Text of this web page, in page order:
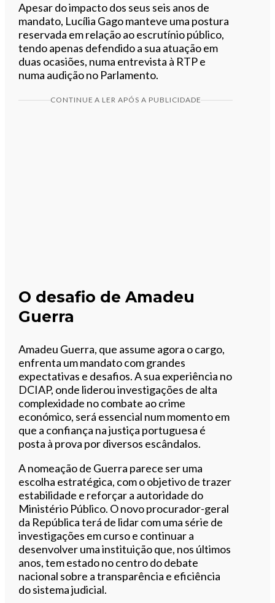
Apesar do impacto dos seus seis anos de
mandato, Lucília Gago manteve uma postura
reservada em relação ao escrutínio público,
tendo apenas defendido a sua atuação em
duas ocasiões, numa entrevista à RTP e
numa audição no Parlamento.
CONTINUE A LER APÓS A PUBLICIDADE
O desafio de Amadeu
Guerra
Amadeu Guerra, que assume agora o cargo,
enfrenta um mandato com grandes
expectativas e desafios. A sua experiência no
DCIAP, onde liderou investigações de alta
complexidade no combate ao crime
económico, será essencial num momento em
que a confiança na justiça portuguesa é
posta à prova por diversos escândalos.
A nomeação de Guerra parece ser uma
escolha estratégica, com o objetivo de trazer
estabilidade e reforçar a autoridade do
Ministério Público. O novo procurador-geral
da República terá de lidar com uma série de
investigações em curso e continuar a
desenvolver uma instituição que, nos últimos
anos, tem estado no centro do debate
nacional sobre a transparência e eficiência
do sistema judicial.